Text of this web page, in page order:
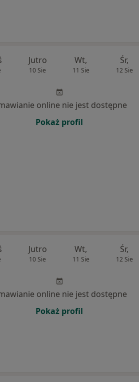
Jutro
10 Sie
Wt,
11 Sie
Śr,
12 Sie
online nie jest dostępne
Pokaż profil
Jutro
10 Sie
Wt,
11 Sie
Śr,
12 Sie
online nie jest dostępne
Pokaż profil